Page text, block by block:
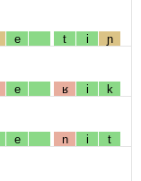
e t i ɲ
e ʁ i k
e n i t